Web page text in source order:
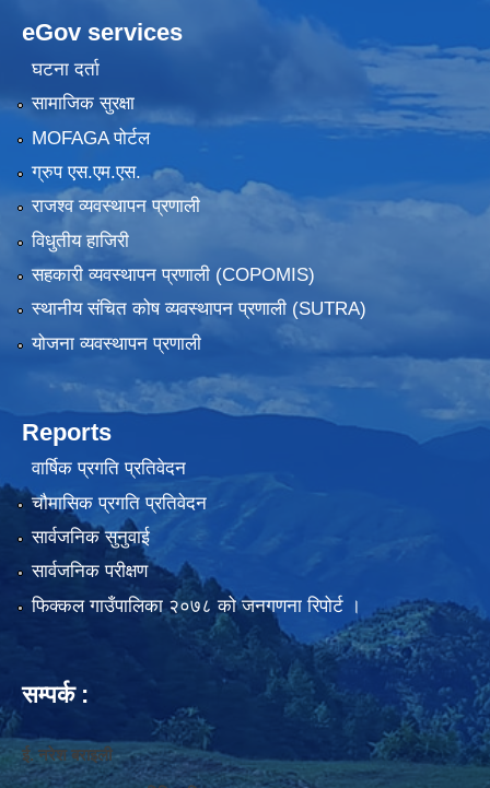
eGov services
घटना दर्ता
सामाजिक सुरक्षा
MOFAGA पोर्टल
ग्रुप एस.एम.एस.
राजश्व व्यवस्थापन प्रणाली
विधुतीय हाजिरी
सहकारी व्यवस्थापन प्रणाली (COPOMIS)
स्थानीय संचित कोष व्यवस्थापन प्रणाली (SUTRA)
योजना व्यवस्थापन प्रणाली
Reports
वार्षिक प्रगति प्रतिवेदन
चौमासिक प्रगति प्रतिवेदन
सार्वजनिक सुनुवाई
सार्वजनिक परीक्षण
फिक्कल गाउँपालिका २०७८ को जनगणना रिपोर्ट ।
सम्पर्क :
ई. नरेश बराइली